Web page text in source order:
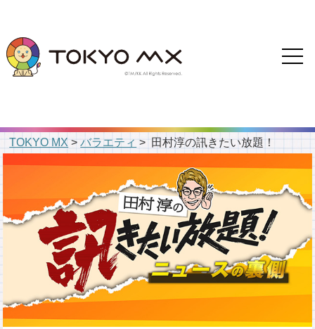
TOKYO MX >バラエティ > 田村淳の訊きたい放題！